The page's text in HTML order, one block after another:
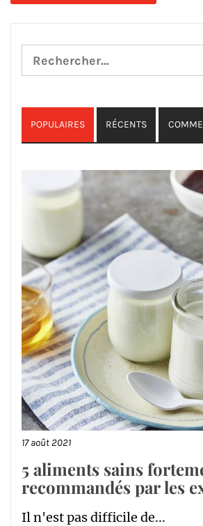
Rechercher :
POPULAIRES RÉCENTS
17 août 2021
5 aliments sains
recommandés par les
Il n'est pas difficile de...